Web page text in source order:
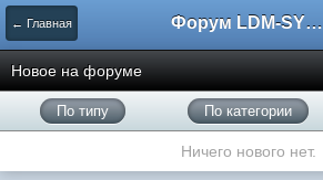
← Главная Форум LDM-SYSTEMS
Новое на форуме
По типу По категории
Ничего нового нет.